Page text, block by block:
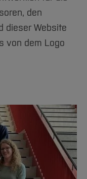
den
dieser Website
von dem Logo